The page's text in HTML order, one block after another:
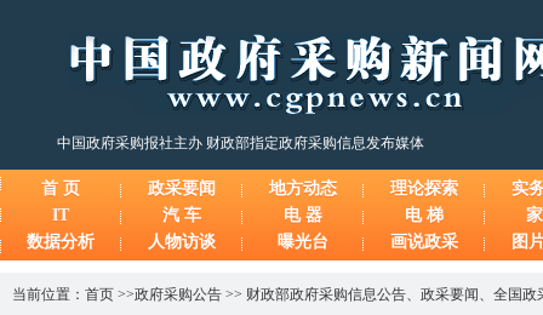
中国政府采购报社主办 财政部指定政府采购信息发布媒体
首 页 政采要闻 地方动态 理论探索
实
IT
汽 车 电 器 电 梯
数据分析
人物访谈 曝光台 画说政采 图
当前位置： 首页 >>政府采购公告 >> 财政部政府采购信息公告、 政采要闻 、 全国政